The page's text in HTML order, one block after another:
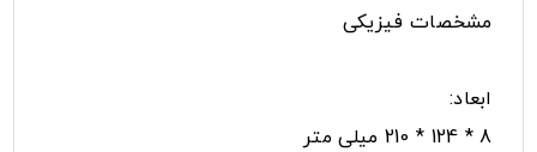
مشخصات فیزیکی
ابعاد:
8 * 124 * 210 میلی متر